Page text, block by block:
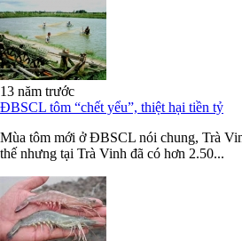
13 năm trước
ĐBSCL tôm “chết yểu”, thiệt hại tiền tỷ
Mùa tôm mới ở ĐBSCL nói chung, Trà
thế nhưng tại Trà Vinh đã có hơn 2.50...